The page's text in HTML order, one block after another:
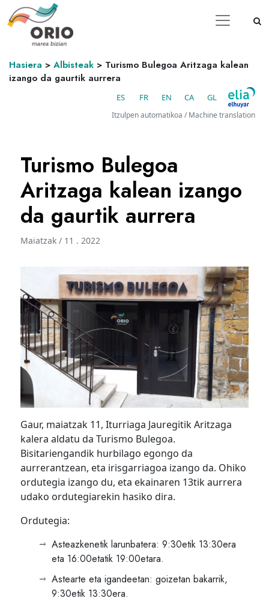
Hasiera > Albisteak > Turismo Bulegoa Aritzaga kalean
izango da gaurtik aurrera
ES FR EN CA GL
Itzulpen automatikoa / Machine translation
Turismo Bulegoa
Aritzaga kalean izango
da gaurtik aurrera
Maiatzak / 11 . 2022
Gaur, maiatzak 11, Iturriaga Jauregitik Aritzaga
kalera aldatu da Turismo Bulegoa.
Bisitariengandik hurbilago egongo da
aurrerantzean, eta irisgarriagoa izango da. Ohiko
ordutegia izango du, eta ekainaren 13tik aurrera
udako ordutegiarekin hasiko dira.
Ordutegia:
Asteazkenetik larunbatera: 9:30etik 13:30era
eta 16:00etatik 19:00etara.
Astearte eta igandeetan: goizetan bakarrik,
9:30etik 13:30era.